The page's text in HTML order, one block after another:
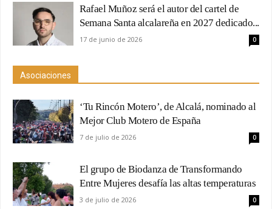
Rafael Muñoz será el autor del cartel de
Semana Santa alcalareña en 2027 dedicado...
17 de junio de 2026 0
Asociaciones
‘Tu Rincón Motero’, de Alcalá, nominado al
Mejor Club Motero de España
7 de julio de 2026 0
El grupo de Biodanza de Transformando
Entre Mujeres desafía las altas temperaturas
3 de julio de 2026 0